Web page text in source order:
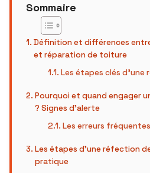
Sommaire
Définition et différences
et réparation de toiture
Les étapes clés
Pourquoi et quand engager
? Signes d’alerte
Les erreurs
Les étapes d’une réfection
pratique